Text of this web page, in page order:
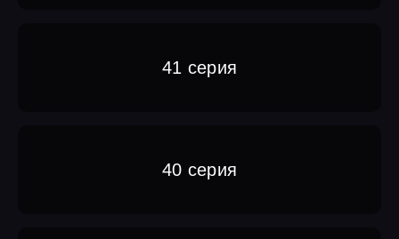
41 серия
40 серия